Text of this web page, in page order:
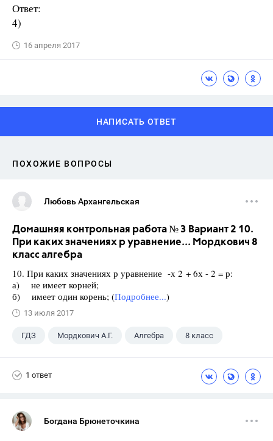
Ответ:
4)
16 апреля 2017
НАПИСАТЬ ОТВЕТ
ПОХОЖИЕ ВОПРОСЫ
Любовь Архангельская
Домашняя контрольная работа № 3 Вариант 2 10.
При каких значениях р уравнение... Мордкович 8
класс алгебра
10. При каких значениях р уравнение -х 2 + 6х - 2 = р:
а) не имеет корней;
б) имеет один корень; (Подробнее...)
13 июля 2017
ГДЗ Мордкович А.Г. Алгебра 8 класс
1 ответ
Богдана Брюнеточкина